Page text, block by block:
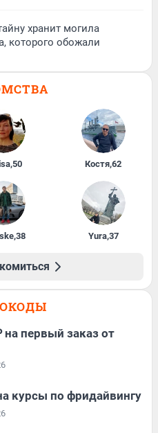
хранит могила
которого обожали
,50 Костя,62
,38 Yura,37
первый заказ от
курсы по фридайвингу